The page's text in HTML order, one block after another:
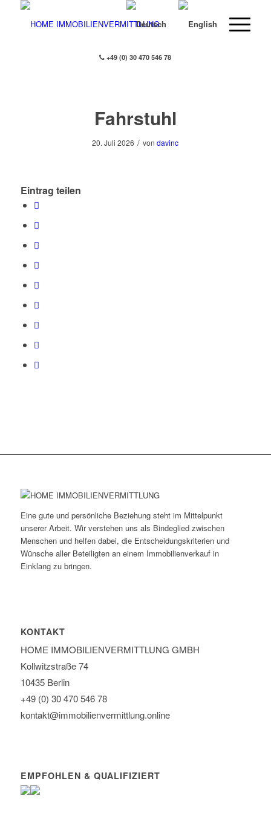
+49 (0) 30 470 546 78
Fahrstuhl
20. Juli 2026 / vondavinc
Eintrag teilen
Eine gute und persönliche Beziehung steht im Mittelpunkt
unserer Arbeit. Wir verstehen uns als Bindeglied zwischen
Menschen und helfen dabei, die Entscheidungskriterien und
Wünsche aller Beteiligten an einem Immobilienverkauf in
Einklang zu bringen.
KONTAKT
HOME IMMOBILIEN­VERMITTLUNG GMBH
Kollwitzstraße 74
10435 Berlin
+49 (0) 30 470 546 78
kontakt@immobilien­vermittlung.online
EMPFOHLEN & QUALIFIZIERT